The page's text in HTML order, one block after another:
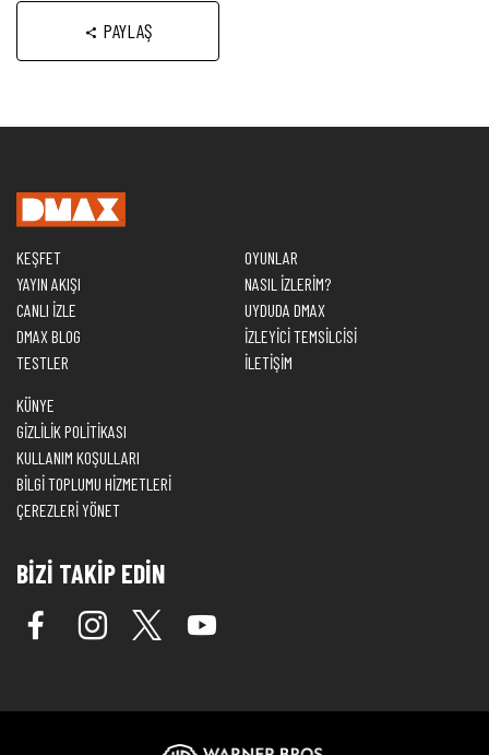
PAYLAŞ
KEŞFET
YAYIN AKIŞI
CANLI İZLE
DMAX BLOG
TESTLER
OYUNLAR
NASIL İZLERİM?
UYDUDA DMAX
İZLEYİCİ TEMSİLCİSİ
İLETİŞİM
KÜNYE
GİZLİLİK POLİTİKASI
KULLANIM KOŞULLARI
BİLGİ TOPLUMU HİZMETLERİ
ÇEREZLERİ YÖNET
BİZİ TAKİP EDİN